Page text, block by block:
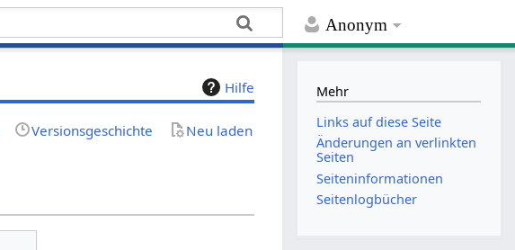
Anonym
Hilfe
Versionsgeschichte Neu laden
Mehr
Links auf diese Seite
Änderungen an verlinkten
Seiten
Seiten­­informationen
Seitenlogbücher